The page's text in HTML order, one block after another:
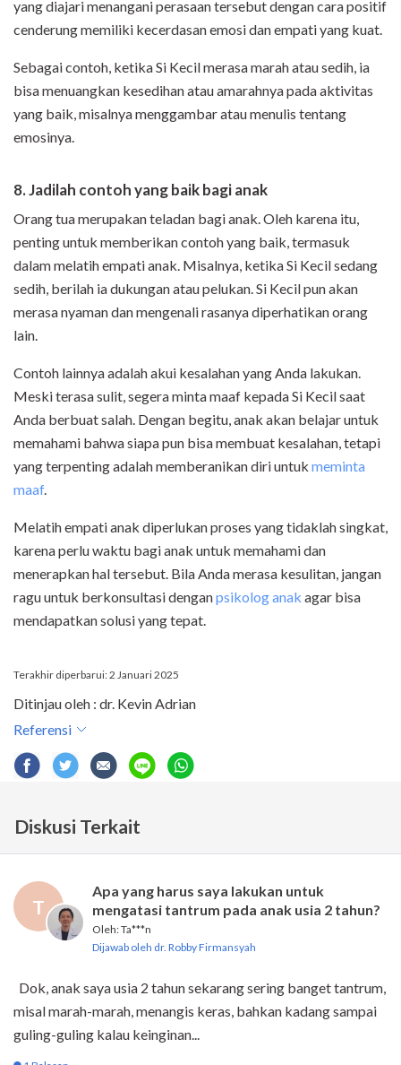
yang diajari menangani perasaan tersebut dengan cara positif
cenderung memiliki kecerdasan emosi dan empati yang kuat.
Sebagai contoh, ketika Si Kecil merasa marah atau sedih, ia
bisa menuangkan kesedihan atau amarahnya pada aktivitas
yang baik, misalnya menggambar atau menulis tentang
emosinya.
8. Jadilah contoh yang baik bagi anak
Orang tua merupakan teladan bagi anak. Oleh karena itu,
penting untuk memberikan contoh yang baik, termasuk
dalam melatih empati anak. Misalnya, ketika Si Kecil sedang
sedih, berilah ia dukungan atau pelukan. Si Kecil pun akan
merasa nyaman dan mengenali rasanya diperhatikan orang
lain.
Contoh lainnya adalah akui kesalahan yang Anda lakukan.
Meski terasa sulit, segera minta maaf kepada Si Kecil saat
Anda berbuat salah. Dengan begitu, anak akan belajar untuk
memahami bahwa siapa pun bisa membuat kesalahan, tetapi
yang terpenting adalah memberanikan diri untuk meminta
maaf.
Melatih empati anak diperlukan proses yang tidaklah singkat,
karena perlu waktu bagi anak untuk memahami dan
menerapkan hal tersebut. Bila Anda merasa kesulitan, jangan
ragu untuk berkonsultasi denganpsikolog anak agar bisa
mendapatkan solusi yang tepat.
Terakhir diperbarui: 2 Januari 2025